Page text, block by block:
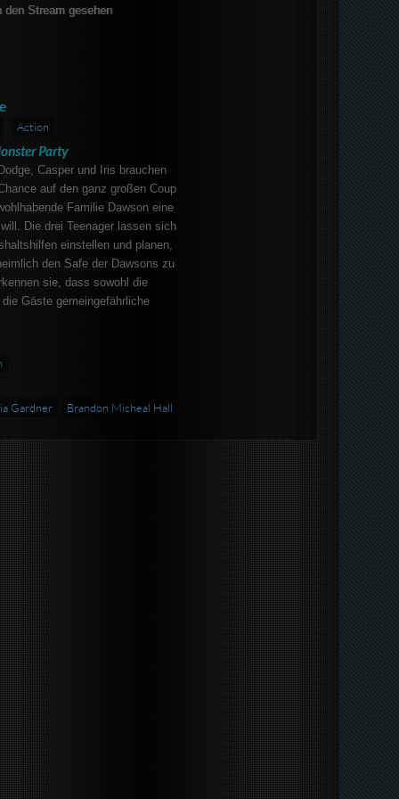
Stream gesehen
Action
Party
Casper und Iris brauchen
auf den ganz großen Coup
Familie Dawson eine
Die drei Teenager lassen sich
einstellen und planen,
den Safe der Dawsons zu
sie, dass sowohl die
Gäste gemeingefährliche
Gardner Brandon Micheal Hall